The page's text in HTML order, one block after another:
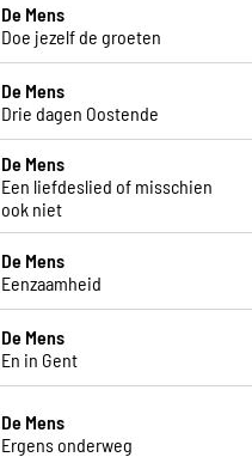
De Mens
Doe jezelf de groeten
De Mens
Drie dagen Oostende
De Mens
Een liefdeslied of misschien
ook niet
De Mens
Eenzaamheid
De Mens
En in Gent
De Mens
Ergens onderweg